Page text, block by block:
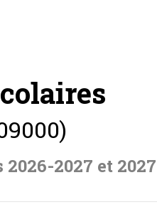
2027 et